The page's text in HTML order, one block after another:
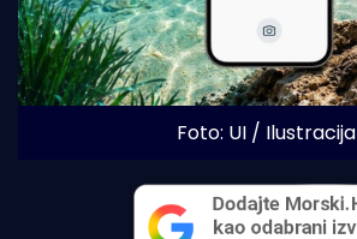
Foto: UI / Ilustracija